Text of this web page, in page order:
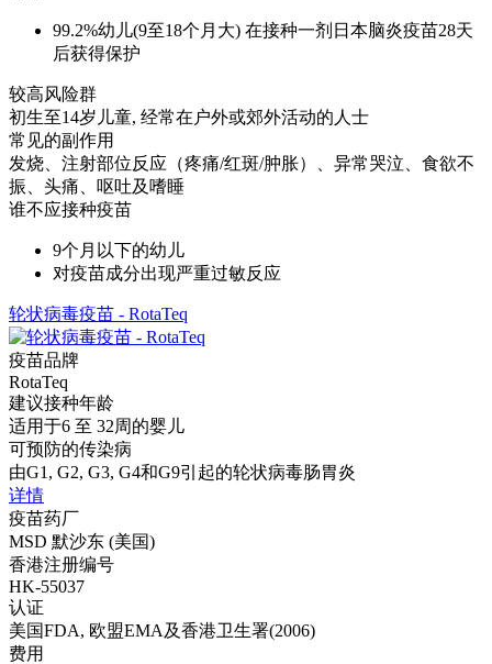
99.2%幼儿(9至18个月大) 在接种一剂日本脑炎疫苗28天
后获得保护
较高风险群
初生至14岁儿童, 经常在户外或郊外活动的人士
常见的副作用
发烧、注射部位反应（疼痛/红斑/肿胀）、异常哭泣、食欲不
振、头痛、呕吐及嗜睡
谁不应接种疫苗
9个月以下的幼儿
对疫苗成分出现严重过敏反应
轮状病毒疫苗 - RotaTeq
疫苗品牌
RotaTeq
建议接种年龄
适用于6 至 32周的婴儿
可预防的传染病
由G1, G2, G3, G4和G9引起的轮状病毒肠胃炎
详情
疫苗药厂
MSD 默沙东 (美国)
香港注册编号
HK-55037
认证
美国FDA, 欧盟EMA及香港卫生署(2006)
费用